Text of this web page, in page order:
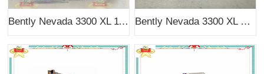
Bently Nevada 3300 XL 11mm 330780-90-00 3300 XL 系列延伸电缆 330780-90-00 Bently Nevada 3300 XL 330709-000-080-10-02-00